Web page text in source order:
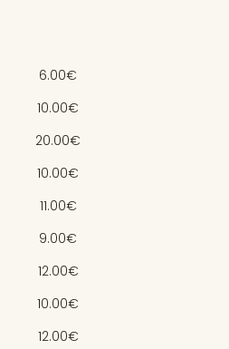
6.00€
10.00€
20.00€
10.00€
11.00€
9.00€
12.00€
10.00€
12.00€